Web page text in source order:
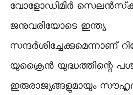
വോളോഡിമിർ സെലൻസ്‌കി
ജനുവരിയോടെ ഇന്ത്യ
സന്ദർശിച്ചേക്കുമെന്നാണ്
യുക്രൈൻ യുദ്ധത്തിന്റെ
ഇരുരാജ്യങ്ങളുമായും